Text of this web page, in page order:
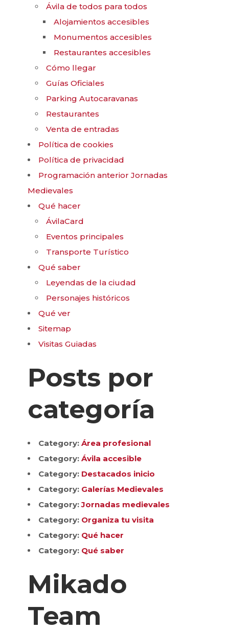
Ávila de todos para todos
Alojamientos accesibles
Monumentos accesibles
Restaurantes accesibles
Cómo llegar
Guías Oficiales
Parking Autocaravanas
Restaurantes
Venta de entradas
Política de cookies
Política de privacidad
Programación anterior Jornadas
Medievales
Qué hacer
ÁvilaCard
Eventos principales
Transporte Turístico
Qué saber
Leyendas de la ciudad
Personajes históricos
Qué ver
Sitemap
Visitas Guiadas
Posts por
categoría
Category: Área profesional
Category: Ávila accesible
Category: Destacados inicio
Category: Galerías Medievales
Category:Jornadas medievales
Category: Organiza tu visita
Category: Qué hacer
Category: Qué saber
Mikado
Team